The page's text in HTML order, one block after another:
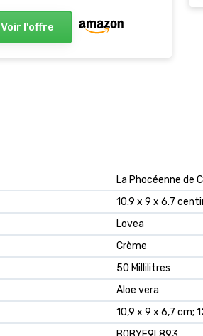
Voir l'offre
‎La Phocéenne de
‎10.9 x 9 x 6.7
‎Lovea
‎Crème
‎50 Millilitres
‎Aloe vera
‎10,9 x 9 x 6,7 cm;